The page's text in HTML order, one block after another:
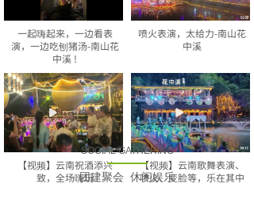
一起嗨起来，一边看表
演，一边吃刨猪汤-南山花
中溪 !
喷火表演，太给力-南山花
中溪
【视频】云南祝酒添兴
致，全场嗨玩
【视频】云南歌舞表演、
喷火、变脸等，乐在其中
团建聚会 休闲娱乐
SOCIAL GATHERING